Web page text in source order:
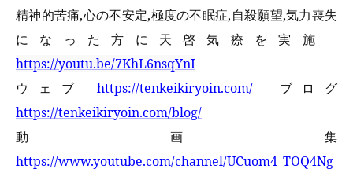
精神的苦痛,心の不安定,極度の不眠症,自殺願望,気力喪失
になった方に天啓気療を実施
https://youtu.be/7KhL6nsqYnI
ウェブ https://tenkeikiryoin.com/ ブログ
https://tenkeikiryoin.com/blog/
動画集
https://www.youtube.com/channel/UCuom4_TOQ4Ng